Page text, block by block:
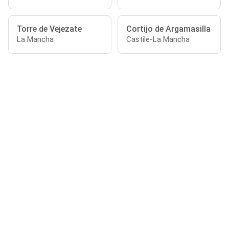
Torre de Vejezate
La Mancha
Cortijo de Argamasilla
Castile-La Mancha